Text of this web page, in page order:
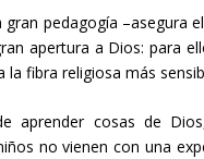
pedagogía –asegura
apertura a Dios: para
fibra religiosa más
aprender cosas de
no vienen con una